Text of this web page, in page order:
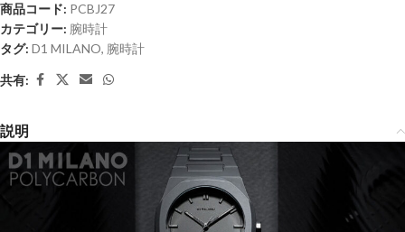
商品コード: PCBJ27
カテゴリー: 腕時計
タグ: D1 MILANO, 腕時計
共有:
説明